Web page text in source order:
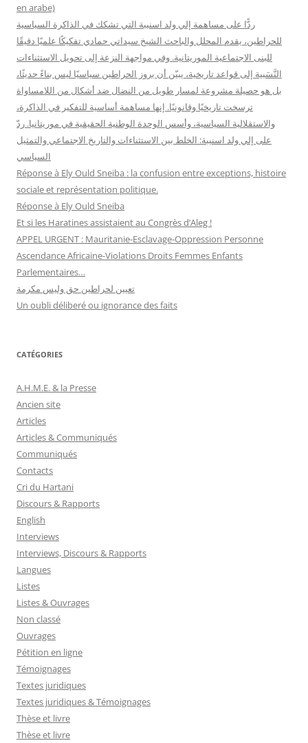
en arabe)
ردًّا على مساهمة إلي ولد اسنيبة التي تشكك في الذاكرة السياسية
للحراطين، يقدم المحلل والباحث الشيخ سيداتي حمادي تفكيكًا علميًا دقيقًا
للبنى الاجتماعية الموريتانية. وفي مواجهة النزعة إلى تحويل الاستثناءات
النَّسَبية إلى قواعد تاريخية، يبيّن أن بروز الحراطين سياسيًا ليس بناءً حديثًا،
بل هو حصيلة مشروعة لمسار طويل من النضال ضد أشكال من اللامساواة
ترسخت تاريخيًا وقانونيًا. إنها مساهمة أساسية للتفكير في الذاكرة،
والاستقلالية السياسية، وأسس الوحدة الوطنية الحقيقية في موريتانيا. ردّ
على إلي ولد اسنيبة: الخلط بين الاستثناءات والتاريخ الاجتماعي والتمثيل
السياسي
Réponse à Ely Ould Sneiba : la confusion entre exceptions, histoire
sociale et représentation politique.
Réponse à Ely Ould Sneiba
Et si les Haratines assistaient au Congrès d’Aleg !
APPEL URGENT : Mauritanie-Esclavage-Oppression Personne
Ascendance Africaine-Violations Droits Femmes Enfants
Parlementaires…
تعيين لحراطين حق وليس مكرمة
Un oubli déliberé ou ignorance des faits
CATÉGORIES
A.H.M.E. & la Presse
Ancien site
Articles
Articles & Communiqués
Communiqués
Contacts
Cri du Hartani
Discours & Rapports
English
Interviews
Interviews, Discours & Rapports
Langues
Listes
Listes & Ouvrages
Non classé
Ouvrages
Pétition en ligne
Témoignages
Textes juridiques
Textes juridiques & Témoignages
Thèse et livre
Thèse et livre